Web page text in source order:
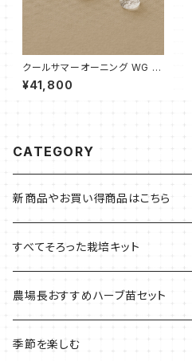
クールサマーオーニング WG B
E 3000（1枚）タカショー
¥41,800
CATEGORY
新商品やお買い得商品はこちら
今イチオシの商品
季節のおすすめ商品
すべてそろった栽培キット
フェルトプランターの栽培キット
ルーツポーチの栽培キット
農場長おすすめハーブ苗セット
農場長おすすめセット
季節を楽しむ